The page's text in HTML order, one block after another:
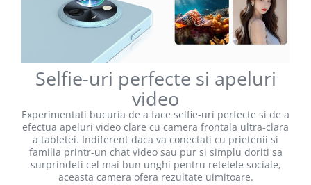
Selfie-uri perfecte si apeluri
video
Experimentati bucuria de a face selfie-uri perfecte si de a
efectua apeluri video clare cu camera frontala ultra-clara
a tabletei. Indiferent daca va conectati cu prietenii si
familia printr-un chat video sau pur si simplu doriti sa
surprindeti cel mai bun unghi pentru retelele sociale,
aceasta camera ofera rezultate uimitoare.